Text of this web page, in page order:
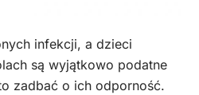
infekcji, a dzieci
są wyjątkowo podatne
zadbać o ich odporność.